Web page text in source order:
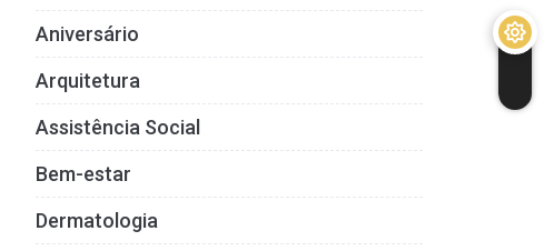
Aniversário
Arquitetura
Assistência Social
Bem-estar
Dermatologia